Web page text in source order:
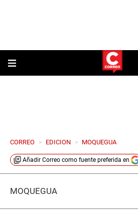
CORREO > EDICION > MOQUEGUA
Añadir Correo como fuente preferida en
MOQUEGUA